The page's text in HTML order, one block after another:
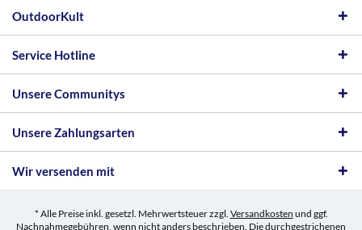
OutdoorKult
Service Hotline
Unsere Communitys
Unsere Zahlungsarten
Wir versenden mit
* Alle Preise inkl. gesetzl. Mehrwertsteuer zzgl. Versandkosten und ggf.
Nachnahmegebühren, wenn nicht anders beschrieben. Die durchgestrichenen